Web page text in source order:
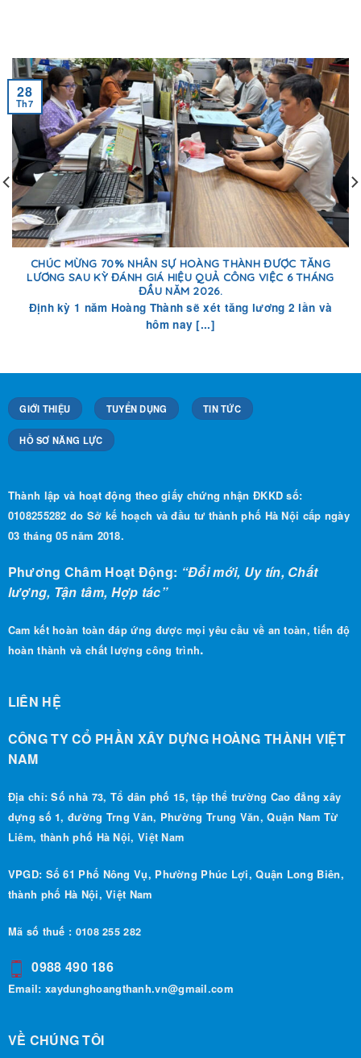
CHÚC MỪNG 70% NHÂN SỰ HOÀNG THÀNH ĐƯỢC TĂNG
LƯƠNG SAU KỲ ĐÁNH GIÁ HIỆU QUẢ CÔNG VIỆC 6 THÁNG
ĐẦU NĂM 2026.
Định kỳ 1 năm Hoàng Thành sẽ xét tăng lương 2 lần và
hôm nay [...]
28
Th7
GIỚI THIỆU TUYỂN DỤNG TIN TỨC
HỒ SƠ NĂNG LỰC
Thành lập và hoạt động theo giấy chứng nhận ĐKKD số:
0108255282 do Sở kế hoạch và đầu tư thành phố Hà Nội cấp ngày
03 tháng 05 năm 2018.
Phương Châm Hoạt Động: “Đổi mới, Uy tín, Chất
lượng, Tận tâm, Hợp tác”
Cam kết hoàn toàn đáp ứng được mọi yêu cầu về an toàn, tiến độ
hoàn thành và chất lượng công trình.
LIÊN HỆ
CÔNG TY CỔ PHẦN XÂY DỰNG HOÀNG THÀNH VIỆT
NAM
Địa chỉ: Số nhà 73, Tổ dân phố 15, tập thể trường Cao đẳng xây
dựng số 1, đường Trng Văn, Phường Trung Văn, Quận Nam Từ
Liêm, thành phố Hà Nội, Việt Nam
VPGD: Số 61 Phố Nông Vụ, Phường Phúc Lợi, Quận Long Biên,
thành phố Hà Nội, Việt Nam
Mã số thuế : 0108 255 282
0988 490 186
Email: xaydunghoangthanh.vn@gmail.com
VỀ CHÚNG TÔI